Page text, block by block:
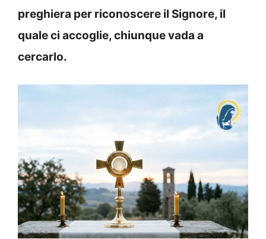
preghiera per riconoscere il Signore, il
quale ci accoglie, chiunque vada a
cercarlo.